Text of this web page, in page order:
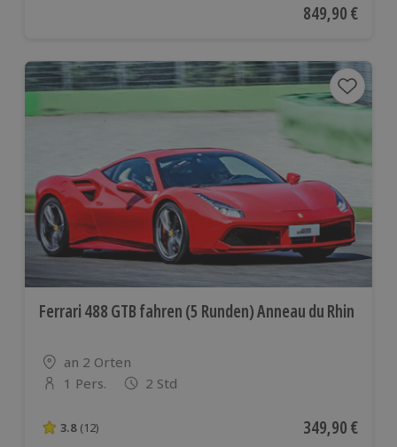
Aktueller Preis
849,90 €
Ferrari 488 GTB fahren (5 Runden) Anneau du Rhin
Standort
an 2 Orten
Anzahl der Teilnehmer
1 Pers. 2 Std
3.8 von 5 Sternen basierend auf 12 Bewertungen
3.8 (12) Aktueller Preis
349,90 €